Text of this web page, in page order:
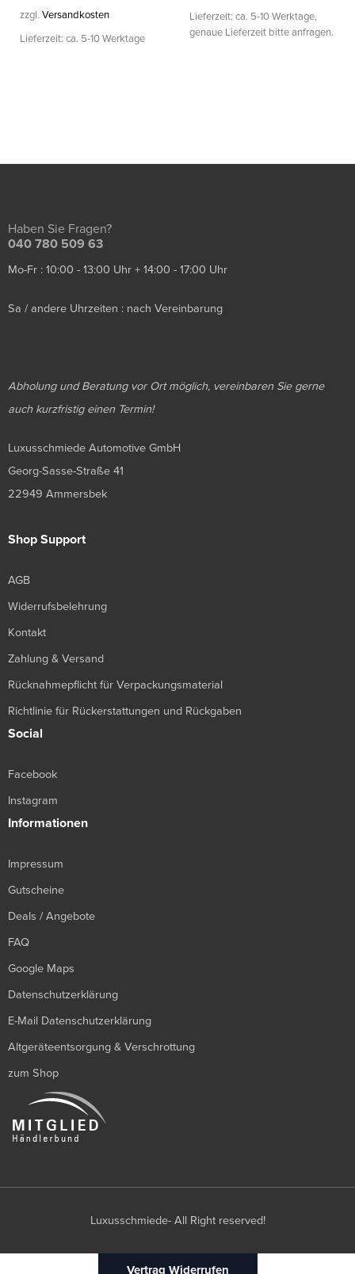
zzgl. Versandkosten
Lieferzeit: ca. 5-10 Werktage
Lieferzeit: ca. 5-10 Werktage,
genaue Lieferzeit bitte anfragen.
Haben Sie Fragen?
040 780 509 63
Mo-Fr : 10:00 - 13:00 Uhr + 14:00 - 17:00 Uhr
Sa / andere Uhrzeiten : nach Vereinbarung
Abholung und Beratung vor Ort möglich, vereinbaren Sie gerne
auch kurzfristig einen Termin!
Luxusschmiede Automotive GmbH
Georg-Sasse-Straße 41
22949 Ammersbek
Shop Support
AGB
Widerrufsbelehrung
Kontakt
Zahlung & Versand
Rücknahmepflicht für Verpackungsmaterial
Richtlinie für Rückerstattungen und Rückgaben
Social
Facebook
Instagram
Informationen
Impressum
Gutscheine
Deals / Angebote
FAQ
Google Maps
Datenschutzerklärung
E-Mail Datenschutzerklärung
Altgeräteentsorgung & Verschrottung
zum Shop
Luxusschmiede- All Right reserved!
Vertrag Widerrufen